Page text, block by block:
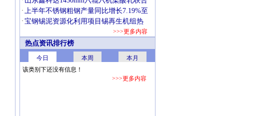
· 上半年不锈钢粗钢产量同比增长7.19%至
· 宝钢锡泥资源化利用项目锡再生机组热
>>>更多内容
热点资讯排行榜
今日 本周
本月
该类别下还没有信息！
>>>更多内容